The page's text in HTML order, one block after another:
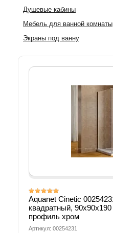
Душевые кабины
Мебель для ванной комнаты
Экраны под ванну
Aquanet Cinetic
квадратный,
профиль хром
Артикул: 00254231